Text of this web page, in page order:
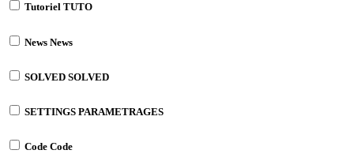
Tutoriel TUTO
News News
SOLVED SOLVED
SETTINGS PARAMETRAGES
Code Code